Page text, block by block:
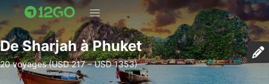
De Sharjah à Phuket
20 voyages (USD 217 – USD 1353)